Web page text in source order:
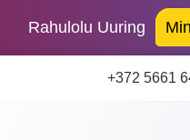
Rahulolu Uuring
+372 5661